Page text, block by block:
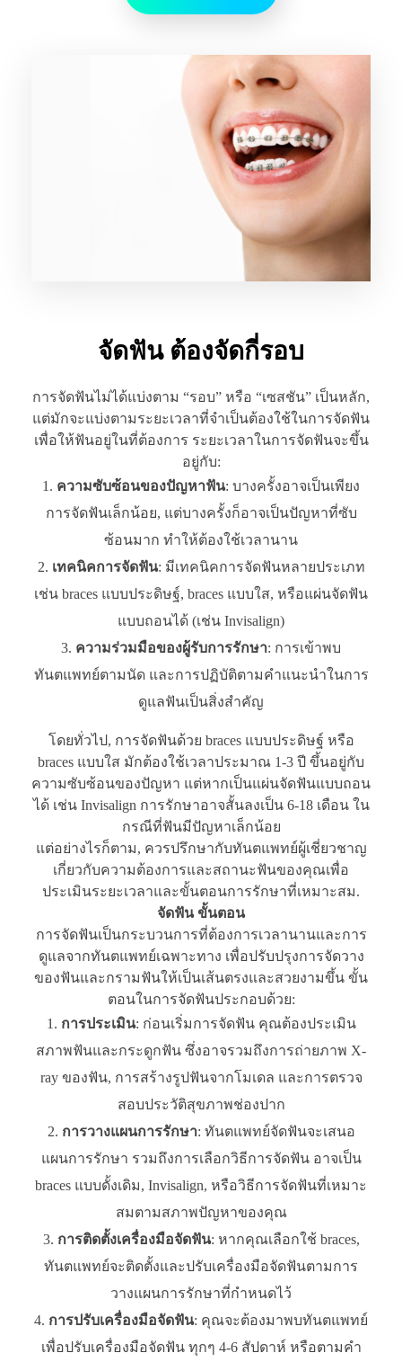
จัดฟัน ต้องจัดกี่รอบ
การจัดฟันไม่ได้แบ่งตาม “รอบ” หรือ “เซสชัน” เป็นหลัก,
แต่มักจะแบ่งตามระยะเวลาที่จำเป็นต้องใช้ในการจัดฟัน
เพื่อให้ฟันอยู่ในที่ต้องการ ระยะเวลาในการจัดฟันจะขึ้น
อยู่กับ:
ความซับซ้อนของปัญหาฟัน: บางครั้งอาจเป็นเพียง
การจัดฟันเล็กน้อย, แต่บางครั้งก็อาจเป็นปัญหาที่ซับ
ซ้อนมาก ทำให้ต้องใช้เวลานาน
เทคนิคการจัดฟัน: มีเทคนิคการจัดฟันหลายประเภท
เช่น braces แบบประดิษฐ์, braces แบบใส, หรือแผ่นจัดฟัน
แบบถอนได้ (เช่น Invisalign)
ความร่วมมือของผู้รับการรักษา: การเข้าพบ
ทันตแพทย์ตามนัด และการปฏิบัติตามคำแนะนำในการ
ดูแลฟันเป็นสิ่งสำคัญ
โดยทั่วไป, การจัดฟันด้วย braces แบบประดิษฐ์ หรือ
braces แบบใส มักต้องใช้เวลาประมาณ 1-3 ปี ขึ้นอยู่กับ
ความซับซ้อนของปัญหา แต่หากเป็นแผ่นจัดฟันแบบถอน
ได้ เช่น Invisalign การรักษาอาจสั้นลงเป็น 6-18 เดือน ใน
กรณีที่ฟันมีปัญหาเล็กน้อย
แต่อย่างไรก็ตาม, ควรปรึกษากับทันตแพทย์ผู้เชี่ยวชาญ
เกี่ยวกับความต้องการและสถานะฟันของคุณเพื่อ
ประเมินระยะเวลาและขั้นตอนการรักษาที่เหมาะสม.
จัดฟัน ขั้นตอน
การจัดฟันเป็นกระบวนการที่ต้องการเวลานานและการ
ดูแลจากทันตแพทย์เฉพาะทาง เพื่อปรับปรุงการจัดวาง
ของฟันและกรามฟันให้เป็นเส้นตรงและสวยงามขึ้น ขั้น
ตอนในการจัดฟันประกอบด้วย:
การประเมิน: ก่อนเริ่มการจัดฟัน คุณต้องประเมิน
สภาพฟันและกระดูกฟัน ซึ่งอาจรวมถึงการถ่ายภาพ X-
ray ของฟัน, การสร้างรูปฟันจากโมเดล และการตรวจ
สอบประวัติสุขภาพช่องปาก
การวางแผนการรักษา: ทันตแพทย์จัดฟันจะเสนอ
แผนการรักษา รวมถึงการเลือกวิธีการจัดฟัน อาจเป็น
braces แบบดั้งเดิม, Invisalign, หรือวิธีการจัดฟันที่เหมาะ
สมตามสภาพปัญหาของคุณ
การติดตั้งเครื่องมือจัดฟัน: หากคุณเลือกใช้ braces,
ทันตแพทย์จะติดตั้งและปรับเครื่องมือจัดฟันตามการ
วางแผนการรักษาที่กำหนดไว้
การปรับเครื่องมือจัดฟัน: คุณจะต้องมาพบทันตแพทย์
เพื่อปรับเครื่องมือจัดฟัน ทุกๆ 4-6 สัปดาห์ หรือตามคำ